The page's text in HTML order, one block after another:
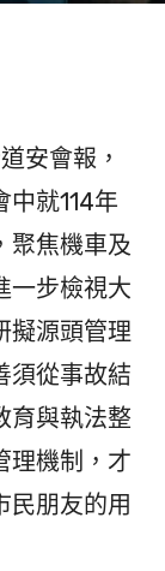
安會報，
就114年
聚焦機車及
一步檢視大
擬源頭管理
須從事故結
育與執法整
理機制，才
民朋友的用